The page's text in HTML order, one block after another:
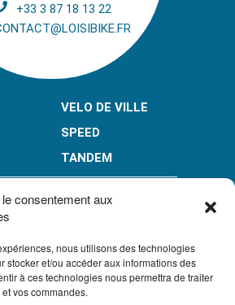
consentement aux
nous utilisons des technologies
stocker et/ou accéder aux informations des
à ces technologies nous permettra de traiter
vos commandes.
+33 3 87 18 13 22
VELO DE VILLE
SPEED
TANDEM
EN PLUSIEURS FOIS* :
LE 10X. LIMITÉ À 6000 € POUR LE 3X ET 4X.
GÉNÉRALES DE VENTE